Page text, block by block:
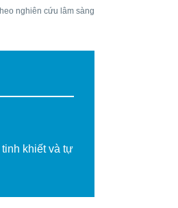
nghiên cứu lâm sàng
khiết và tự